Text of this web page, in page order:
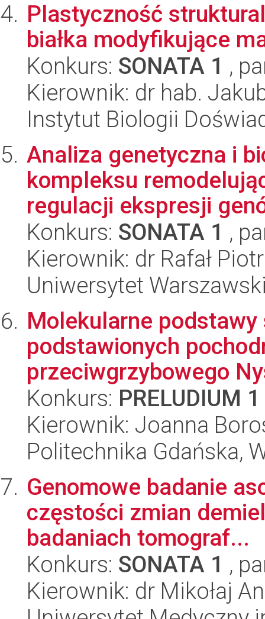
Plastyczność
białka modyfikujące
Konkurs: SONATA 1 ,
Kierownik: dr hab.
Instytut Biologii
Analiza genetyczna i
kompleksu
regulacji ekspresji
Konkurs: SONATA 1 ,
Kierownik: dr Rafał
Uniwersytet
Molekularne
podstawionych
przeciwgrzybowego
Konkurs: PRELUDIUM 1
Kierownik: Joanna
Politechnika Gdańska,
Genomowe badanie
częstości zmian
badaniach tomograf...
Konkurs: SONATA 1 ,
Kierownik: dr Mikołaj